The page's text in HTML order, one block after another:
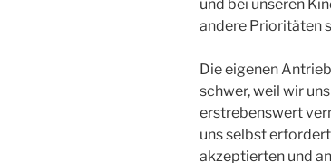
und bei unseren
andere Prioritäten
Die eigenen
schwer, weil wir
erstrebenswert
uns selbst
akzeptierten und